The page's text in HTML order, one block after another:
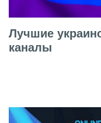
Лучшие
каналы